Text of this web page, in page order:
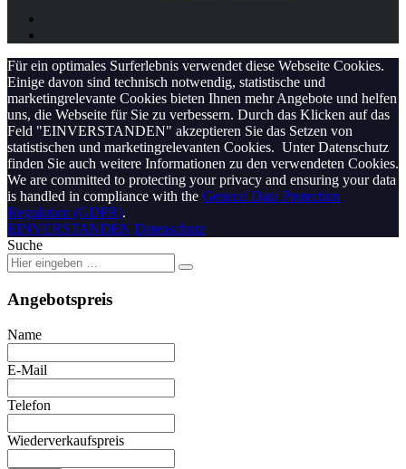
Für ein optimales Surferlebnis verwendet diese Webseite Cookies.
Einige davon sind technisch notwendig, statistische und
marketingrelevante Cookies bieten Ihnen mehr Angebote und helfen
uns, die Webseite für Sie zu verbessern. Durch das Klicken auf das
Feld "EINVERSTANDEN" akzeptieren Sie das Setzen von
statistischen und marketingrelevanten Cookies. Unter Datenschutz
finden Sie auch weitere Informationen zu den verwendeten Cookies.
We are committed to protecting your privacy and ensuring your data
is handled in compliance with the General Data Protection
Regulation (GDPR).
EINVERSTANDEN Datenschutz
Suche
Angebotspreis
Name
E-Mail
Telefon
Wiederverkaufspreis